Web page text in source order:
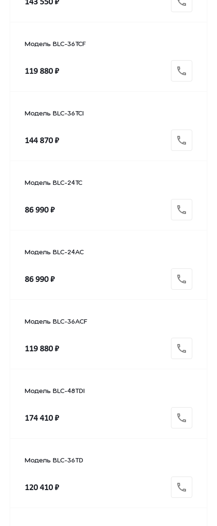
143 550 ₽
Модель BLC-36TCF
119 880 ₽
Модель BLC-36TCI
144 870 ₽
Модель BLC-24TC
86 990 ₽
Модель BLC-24AC
86 990 ₽
Модель BLC-36ACF
119 880 ₽
Модель BLC-48TDI
174 410 ₽
Модель BLC-36TD
120 410 ₽